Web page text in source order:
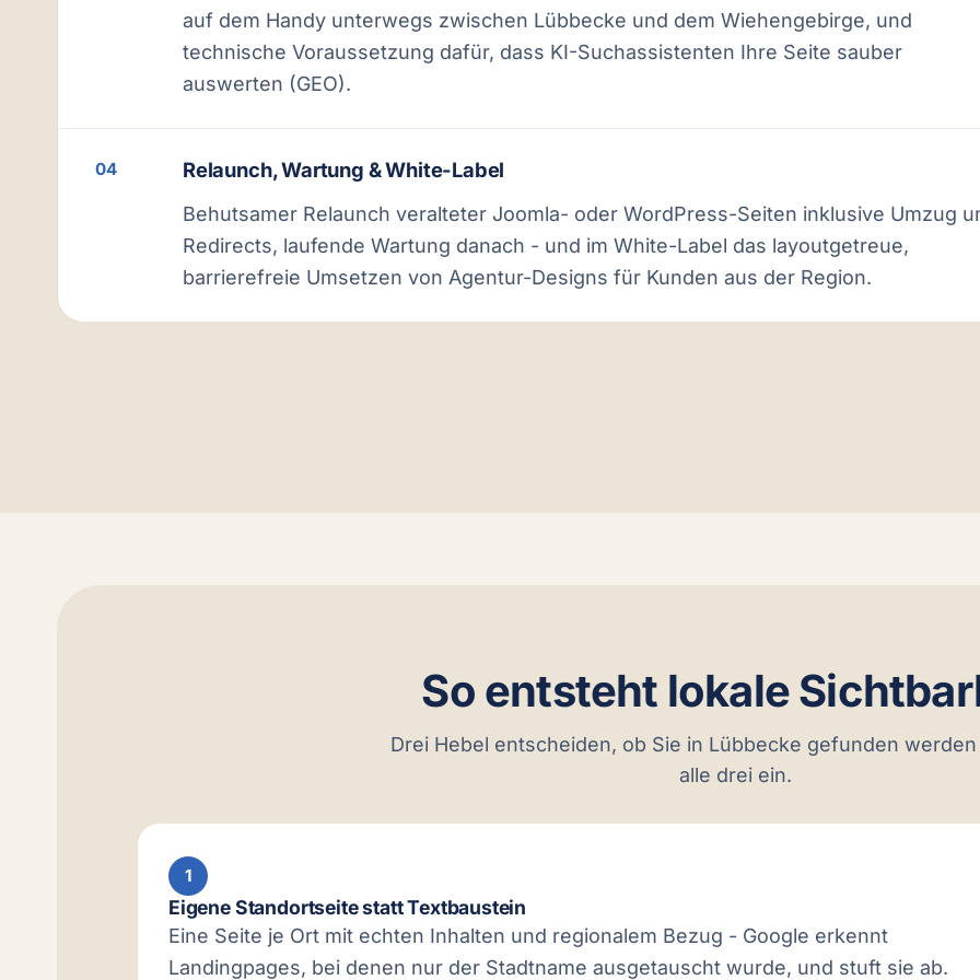
auf dem Handy unterwegs zwischen Lübbecke und dem Wiehengebirge, und
technische Voraussetzung dafür, dass KI-Suchassistenten Ihre Seite sauber
auswerten (GEO).
04 Relaunch, Wartung & White-Label
Behutsamer Relaunch veralteter Joomla- oder WordPress-Seiten inklusive Umzug
Redirects, laufende Wartung danach - und im White-Label das layoutgetreue,
barrierefreie Umsetzen von Agentur-Designs für Kunden aus der Region.
So entsteht lokale
Drei Hebel entscheiden, ob Sie in Lübbecke gefunden
alle drei ein.
1
Eigene Standortseite statt Textbaustein
Eine Seite je Ort mit echten Inhalten und regionalem Bezug - Google erkennt
Landingpages, bei denen nur der Stadtname ausgetauscht wurde, und stuft sie ab.